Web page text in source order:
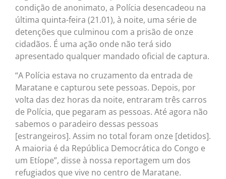
condição de anonimato, a Polícia desencadeou na
última quinta-feira (21.01), à noite, uma série de
detenções que culminou com a prisão de onze
cidadãos. É uma ação onde não terá sido
apresentado qualquer mandado oficial de captura.
“A Polícia estava no cruzamento da entrada de
Maratane e capturou sete pessoas. Depois, por
volta das dez horas da noite, entraram três carros
de Polícia, que pegaram as pessoas. Até agora não
sabemos o paradeiro dessas pessoas
[estrangeiros]. Assim no total foram onze [detidos].
A maioria é da República Democrática do Congo e
um Etíope”, disse à nossa reportagem um dos
refugiados que vive no centro de Maratane.